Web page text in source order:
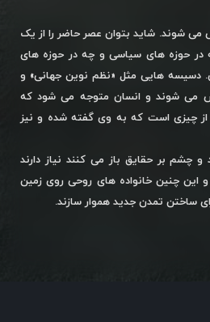
شوند. شاید بتوان عصر حاضر را از یک
در حوزه های سیاسی و چه در حوزه های
دسیسه هایی مثل «نظم نوین جهانی» و
می شوند و انسان متوجه می شود که
از چیزی است که به وی گفته شده و نیز
چشم بر حقایق باز می کنند نیاز دارند
و این چنین خانواده های روحی روی زمین
ساختن تمدن جدید هموار سازند.